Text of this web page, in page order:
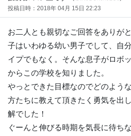
投稿日時：2018年 04月 15日 22:23
お二人とも親切なご回答をありが
子はいわゆる幼い男子でして、自
イプでもなく。そんな息子がロボ
からこの学校を知りました。
やっとできた目標なのでどのよう
方たちに教えて頂きたく勇気を出
解でした！
ぐーんと伸びる時期を気長に待ち